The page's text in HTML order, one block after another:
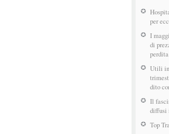
per
I
di
Utili
dito
Il
diffusi
Top